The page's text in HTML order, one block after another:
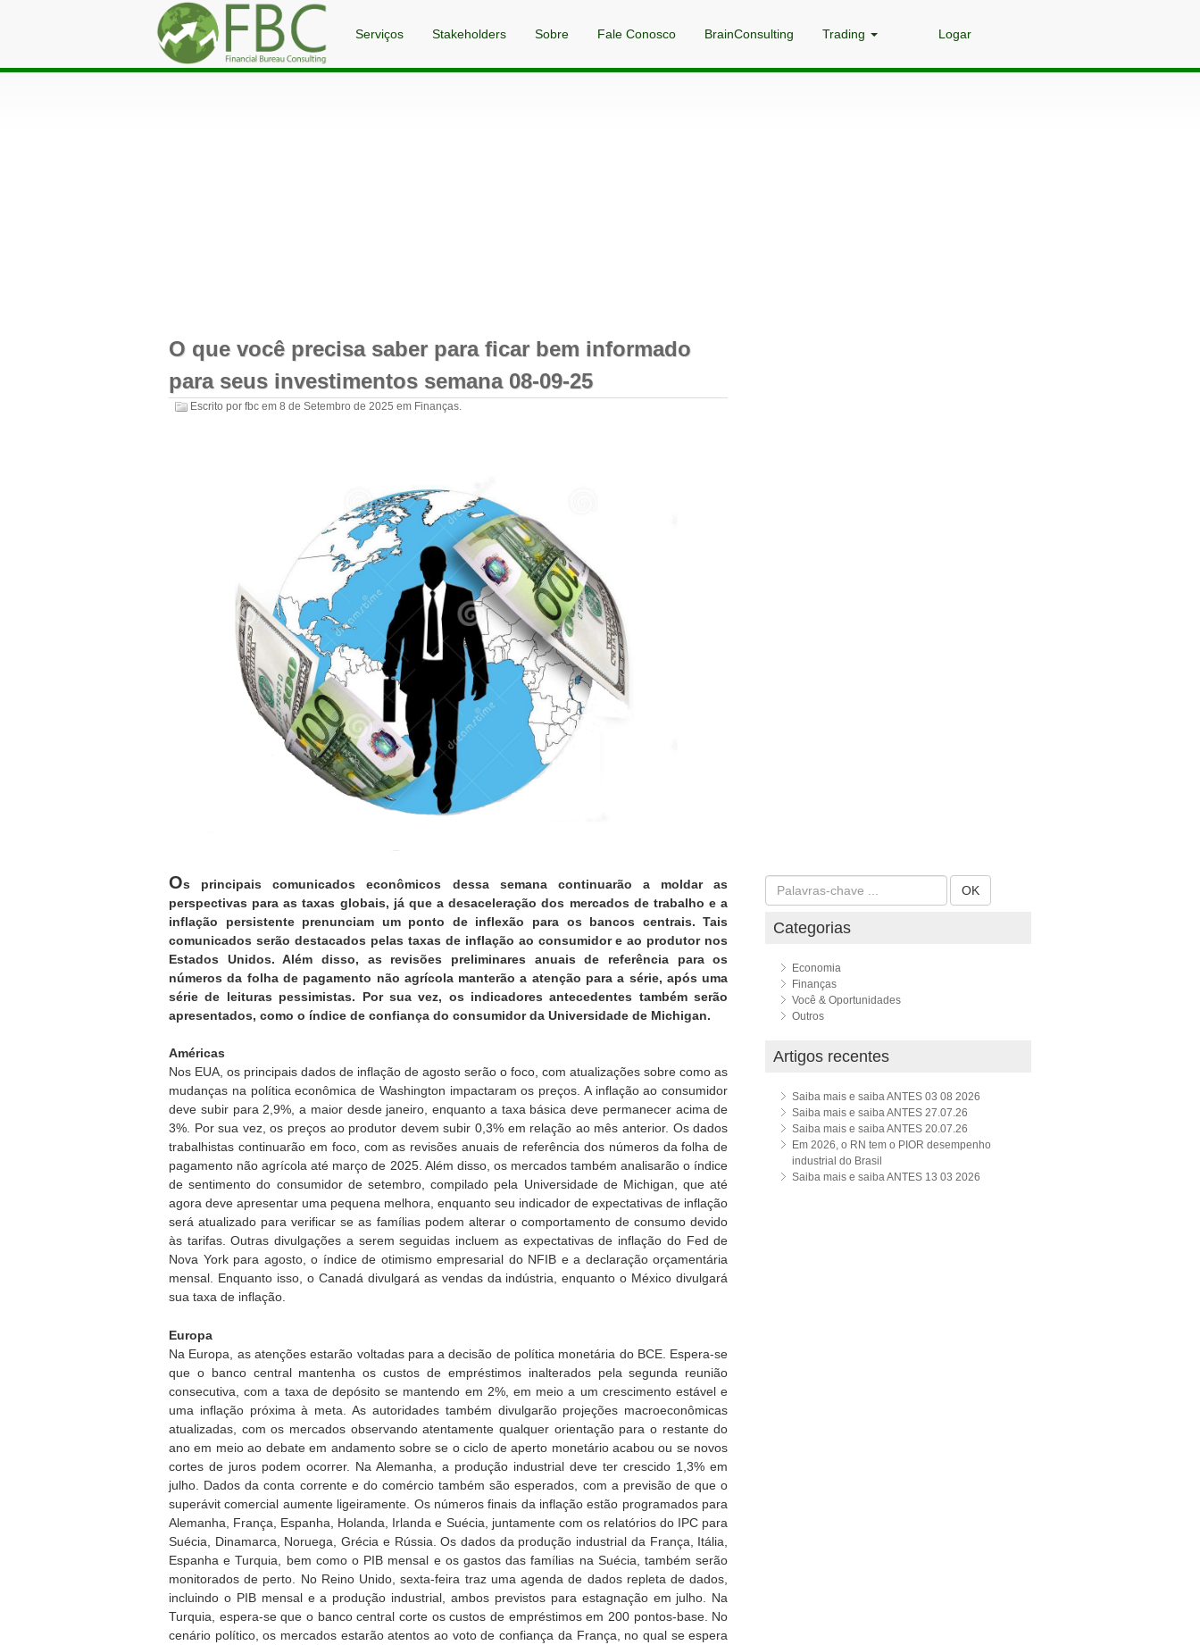
Serviços Stakeholders Sobre Fale Conosco BrainConsulting Trading Logar
O que você precisa saber para ficar bem informado
para seus investimentos semana 08-09-25
Escrito por fbc em 8 de Setembro de 2025 em Finanças.
Os principais comunicados econômicos dessa semana continuarão a moldar as
perspectivas para as taxas globais, já que a desaceleração dos mercados de trabalho e a
inflação persistente prenunciam um ponto de inflexão para os bancos centrais. Tais
comunicados serão destacados pelas taxas de inflação ao consumidor e ao produtor nos
Estados Unidos. Além disso, as revisões preliminares anuais de referência para os
números da folha de pagamento não agrícola manterão a atenção para a série, após uma
série de leituras pessimistas. Por sua vez, os indicadores antecedentes também serão
apresentados, como o índice de confiança do consumidor da Universidade de Michigan.
Américas
Nos EUA, os principais dados de inflação de agosto serão o foco, com atualizações sobre como as
mudanças na política econômica de Washington impactaram os preços. A inflação ao consumidor
deve subir para 2,9%, a maior desde janeiro, enquanto a taxa básica deve permanecer acima de
3%. Por sua vez, os preços ao produtor devem subir 0,3% em relação ao mês anterior. Os dados
trabalhistas continuarão em foco, com as revisões anuais de referência dos números da folha de
pagamento não agrícola até março de 2025. Além disso, os mercados também analisarão o índice
de sentimento do consumidor de setembro, compilado pela Universidade de Michigan, que até
agora deve apresentar uma pequena melhora, enquanto seu indicador de expectativas de inflação
será atualizado para verificar se as famílias podem alterar o comportamento de consumo devido
às tarifas. Outras divulgações a serem seguidas incluem as expectativas de inflação do Fed de
Nova York para agosto, o índice de otimismo empresarial do NFIB e a declaração orçamentária
mensal. Enquanto isso, o Canadá divulgará as vendas da indústria, enquanto o México divulgará
sua taxa de inflação.
Europa
Na Europa, as atenções estarão voltadas para a decisão de política monetária do BCE. Espera-se
que o banco central mantenha os custos de empréstimos inalterados pela segunda reunião
consecutiva, com a taxa de depósito se mantendo em 2%, em meio a um crescimento estável e
uma inflação próxima à meta. As autoridades também divulgarão projeções macroeconômicas
atualizadas, com os mercados observando atentamente qualquer orientação para o restante do
ano em meio ao debate em andamento sobre se o ciclo de aperto monetário acabou ou se novos
cortes de juros podem ocorrer. Na Alemanha, a produção industrial deve ter crescido 1,3% em
julho. Dados da conta corrente e do comércio também são esperados, com a previsão de que o
superávit comercial aumente ligeiramente. Os números finais da inflação estão programados para
Alemanha, França, Espanha, Holanda, Irlanda e Suécia, juntamente com os relatórios do IPC para
Suécia, Dinamarca, Noruega, Grécia e Rússia. Os dados da produção industrial da França, Itália,
Espanha e Turquia, bem como o PIB mensal e os gastos das famílias na Suécia, também serão
monitorados de perto. No Reino Unido, sexta-feira traz uma agenda de dados repleta de dados,
incluindo o PIB mensal e a produção industrial, ambos previstos para estagnação em julho. Na
Turquia, espera-se que o banco central corte os custos de empréstimos em 200 pontos-base. No
cenário político, os mercados estarão atentos ao voto de confiança da França, no qual se espera
OK
Categorias
Economia
Finanças
Você & Oportunidades
Outros
Artigos recentes
Saiba mais e saiba ANTES 03 08 2026
Saiba mais e saiba ANTES 27.07.26
Saiba mais e saiba ANTES 20.07.26
Em 2026, o RN tem o PIOR desempenho
industrial do Brasil
Saiba mais e saiba ANTES 13 03 2026